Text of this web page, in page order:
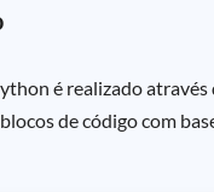
é realizado
de código com